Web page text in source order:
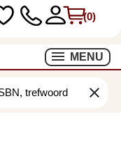
(0)
MENU
clear